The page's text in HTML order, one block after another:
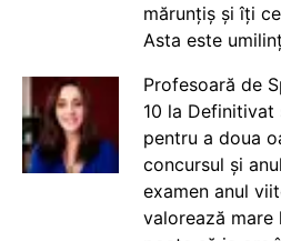
mărunțiș și îți
Asta este
Profesoară de
10 la Definitivat
pentru a doua
concursul și
examen anul
valorează mare